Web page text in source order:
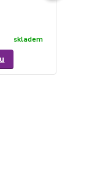
skladem